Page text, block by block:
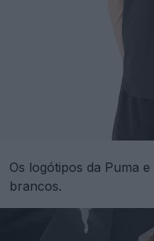
Os logótipos da Puma
brancos.